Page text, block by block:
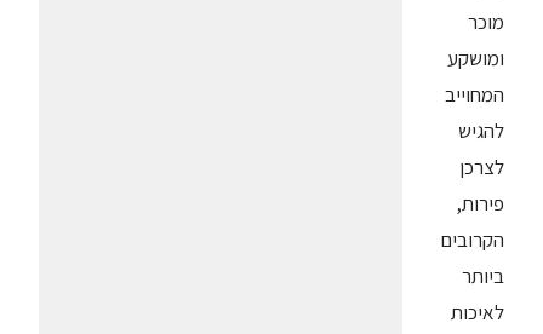
מוכר
ומושקע
המחוייב
להגיש
לצרכן
פירות,
הקרובים
ביותר
לאיכות